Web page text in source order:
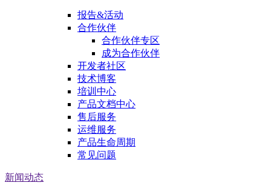
报告&活动
合作伙伴
合作伙伴专区
成为合作伙伴
开发者社区
技术博客
培训中心
产品文档中心
售后服务
运维服务
产品生命周期
常见问题
新闻动态